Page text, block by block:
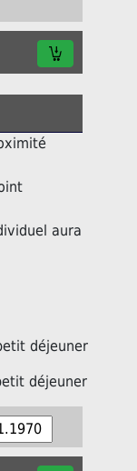
aura
déjeuner
déjeuner